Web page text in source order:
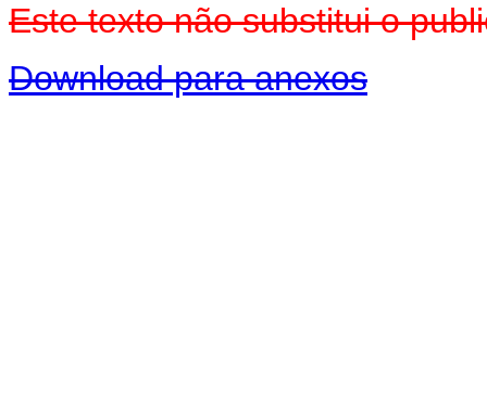
Este texto não substitui o
Download para anexos